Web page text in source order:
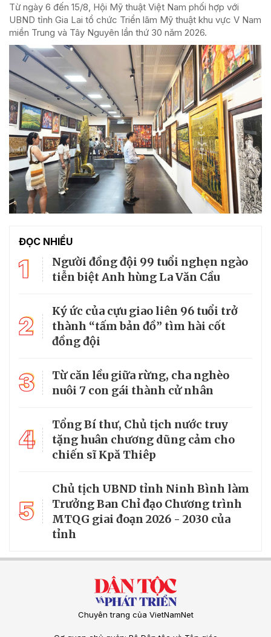
Từ ngày 6 đến 15/8, Hội Mỹ thuật Việt Nam phối hợp với
UBND tỉnh Gia Lai tổ chức Triển lãm Mỹ thuật khu vực V Nam
miền Trung và Tây Nguyên lần thứ 30 năm 2026.
ĐỌC NHIỀU
1
Người đồng đội 99 tuổi nghẹn ngào
tiễn biệt Anh hùng La Văn Cầu
2
Ký ức của cựu giao liên 96 tuổi trở
thành “tấm bản đồ” tìm hài cốt
đồng đội
3
Từ căn lều giữa rừng, cha nghèo
nuôi 7 con gái thành cử nhân
4
Tổng Bí thư, Chủ tịch nước truy
tặng huân chương dũng cảm cho
chiến sĩ Kpă Thiêp
5
Chủ tịch UBND tỉnh Ninh Bình làm
Trưởng Ban Chỉ đạo Chương trình
MTQG giai đoạn 2026 - 2030 của
tỉnh
Chuyên trang của VietNamNet